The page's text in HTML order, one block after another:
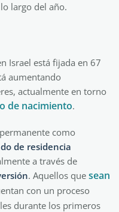
largo del año.
Israel está fijada en 67
aumentando
actualmente en torno
de nacimiento.
como
de residencia
a través de
. Aquellos que sean
con un proceso
durante los primeros